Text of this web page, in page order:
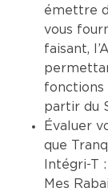
émettre
vous
faisant,
fonctions
partir du
Évaluer
que
Intégri-T :
Mes